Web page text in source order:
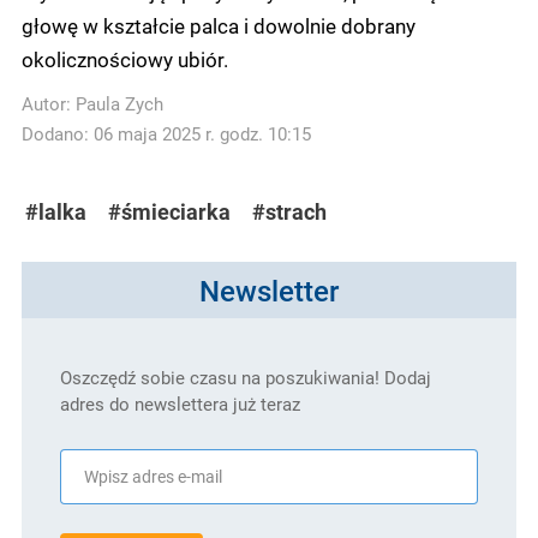
głowę w kształcie palca i dowolnie dobrany
okolicznościowy ubiór.
Autor: Paula Zych
Dodano: 06 maja 2025 r. godz. 10:15
#lalka #śmieciarka #strach
Newsletter
Oszczędź sobie czasu na poszukiwania! Dodaj
adres do newslettera już teraz